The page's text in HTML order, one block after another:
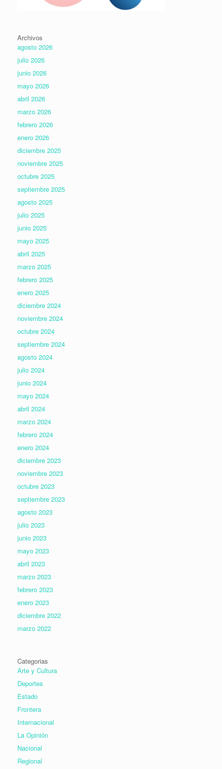
Archivos
agosto 2026
julio 2026
junio 2026
mayo 2026
abril 2026
marzo 2026
febrero 2026
enero 2026
diciembre 2025
noviembre 2025
octubre 2025
septiembre 2025
agosto 2025
julio 2025
junio 2025
mayo 2025
abril 2025
marzo 2025
febrero 2025
enero 2025
diciembre 2024
noviembre 2024
octubre 2024
septiembre 2024
agosto 2024
julio 2024
junio 2024
mayo 2024
abril 2024
marzo 2024
febrero 2024
enero 2024
diciembre 2023
noviembre 2023
octubre 2023
septiembre 2023
agosto 2023
julio 2023
junio 2023
mayo 2023
abril 2023
marzo 2023
febrero 2023
enero 2023
diciembre 2022
marzo 2022
Categorias
Arte y Cultura
Deportes
Estado
Frontera
Internacional
La Opinión
Nacional
Regional